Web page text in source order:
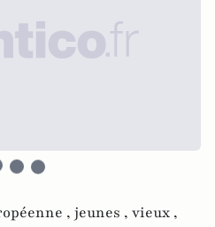
, jeunes , vieux ,